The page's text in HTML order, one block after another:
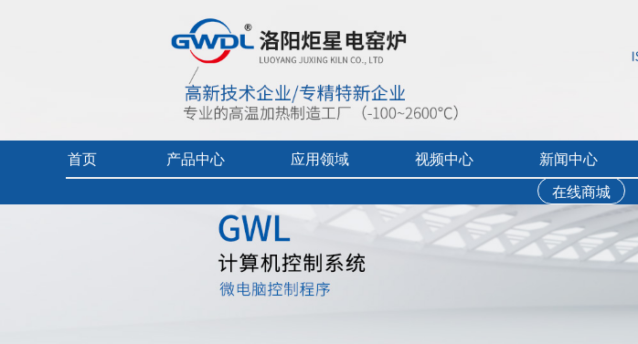
首页 产品中心 应用领域
燃料电池专用炉
热加工技术（空气）
视频中心
产品中心目录宣传视频
新闻中心
行业展会活动
公司新闻
售后服务
免费培训
在线商城
首页> 产品中心 >加热控制柜 > 电炉计算机软件